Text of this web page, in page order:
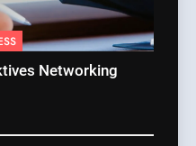
Networking